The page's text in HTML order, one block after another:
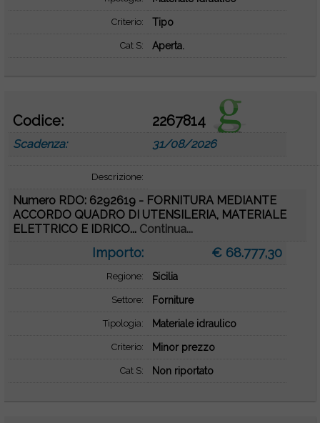
Criterio: Tipo
Cat S: Aperta.
Codice: 2267814
Scadenza: 31/08/2026
Descrizione:
Numero RDO: 6292619 - FORNITURA MEDIANTE
ACCORDO QUADRO DI UTENSILERIA, MATERIALE
ELETTRICO E IDRICO... Continua...
Importo: € 68.777,30
Regione: Sicilia
Settore: Forniture
Tipologia: Materiale idraulico
Criterio: Minor prezzo
Cat S: Non riportato